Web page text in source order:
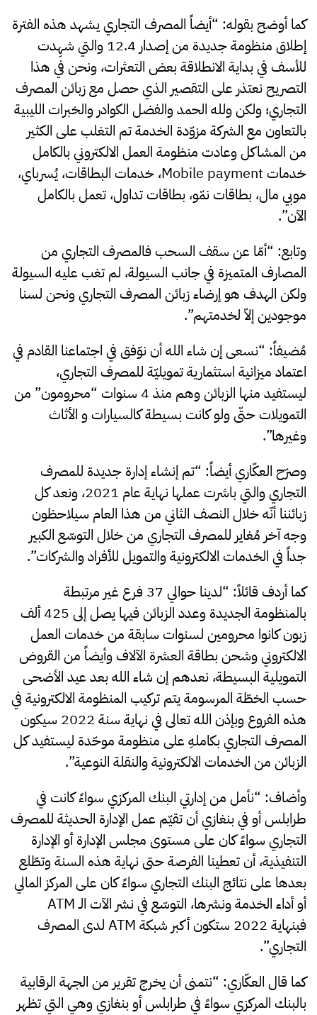
كما أوضح بقوله: “أيضاً المصرف التجاري يشهد هذه الفترة
إطلاق منظومة جديدة من إصدار 12.4 والتي شهِدت
للأسف في بداية الانطلاقة بعض التعثرات، ونحن في هذا
التصريح نعتذر على التقصير الذي حصل مع زبائن المصرف
التجاري؛ ولكن ولله الحمد والفضل الكوادر والخبرات الليبية
بالتعاون مع الشركة مزوّدة الخدمة تم التغلب على الكثير
من المشاكل وعادت منظومة العمل الالكتروني بالكامل
خدمات Mobile payment، خدمات البطاقات، يُسرباي،
موبي مال، بطاقات نمّو، بطاقات تداول، تعمل بالكامل
الآن”.
وتابع: “أمّا عن سقف السحب فالمصرف التجاري من
المصارف المتميزة في جانب السيولة، لم تغب عليه السيولة
ولكن الهدف هو إرضاء زبائن المصرف التجاري ونحن لسنا
موجودين إلاّ لخدمتهم”.
مُضيفاً: “نسعى إن شاء الله أن نوّفق في اجتماعنا القادم في
اعتماد ميزانية استثمارية تمويليّة للمصرف التجاري،
ليستفيد منها الزبائن وهم منذ 4 سنوات “محرومون” من
التمويلات حتّى ولو كانت بسيطة كالسيارات و الأثاث
وغيرها”.
وصرّح العكّاري أيضاً: “تم إنشاء إدارة جديدة للمصرف
التجاري والتي باشرت عملها نهاية عام 2021، ونعد كل
زبائننا أنّه خلال النصف الثاني من هذا العام سيلاحظون
وجه آخر مُغاير للمصرف التجاري من خلال التوسّع الكبير
جداً في الخدمات الالكترونية والتمويل للأفراد والشركات”.
كما أردف قائلاً: “لدينا حوالي 37 فرع غير مرتبطة
بالمنظومة الجديدة وعدد الزبائن فيها يصل إلى 425 ألف
زبون كانوا محرومين لسنوات سابقة من خدمات العمل
الالكتروني وشحن بطاقة العشرة الآلاف وأيضاً من القروض
التمويلية البسيطة، نعدهم إن شاء الله بعد عيد الأضحى
حسب الخطّة المرسومة يتم تركيب المنظومة الالكترونية في
هذه الفروع وبإذن الله تعالى في نهاية سنة 2022 سيكون
المصرف التجاري بكاملهِ على منظومة موحّدة ليستفيد كل
الزبائن من الخدمات الالكترونية والنقلة النوعية”.
وأضاف: “نأمل من إدارتي البنك المركزي سواءً كانت في
طرابلس أو في بنغازي أن تقيّم عمل الإدارة الحديثة للمصرف
التجاري سواءً كان على مستوى مجلس الإدارة أو الإدارة
التنفيذية، أن تعطينا الفرصة حتى نهاية هذه السنة وتطّلع
بعدها على نتائج البنك التجاري سواءً كان على المركز المالي
أو أداء الخدمة ونشرها، التوسّع في نشر الآت الـ ATM
فبنهاية 2022 ستكون أكبر شبكة ATM لدى المصرف
التجاري”.
كما قال العكّاري: “نتمنى أن يخرج تقرير من الجهة الرقابية
بالبنك المركزي سواءً في طرابلس أو بنغازي وهي التي تظهر